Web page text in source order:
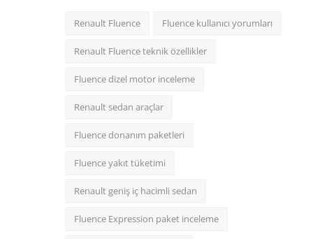
Renault Fluence Fluence kullanıcı yorumları
Renault Fluence teknik özellikler
Fluence dizel motor inceleme
Renault sedan araçlar
Fluence donanım paketleri
Fluence yakıt tüketimi
Renault geniş iç hacimli sedan
Fluence Expression paket inceleme